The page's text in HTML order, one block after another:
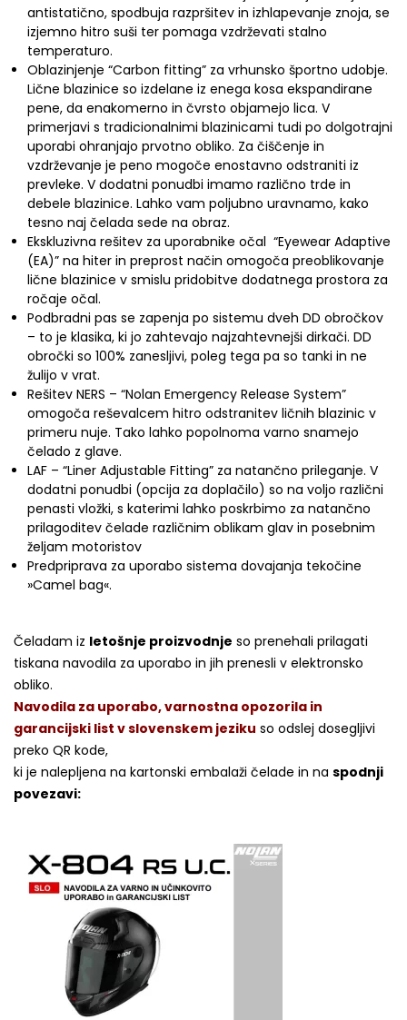
antistatično, spodbuja razpršitev in izhlapevanje znoja, se
izjemno hitro suši ter pomaga vzdrževati stalno
temperaturo.
Oblazinjenje “Carbon fitting” za vrhunsko športno udobje.
Lične blazinice so izdelane iz enega kosa ekspandirane
pene, da enakomerno in čvrsto objamejo lica. V
primerjavi s tradicionalnimi blazinicami tudi po dolgotrajni
uporabi ohranjajo prvotno obliko. Za čiščenje in
vzdrževanje je peno mogoče enostavno odstraniti iz
prevleke. V dodatni ponudbi imamo različno trde in
debele blazinice. Lahko vam poljubno uravnamo, kako
tesno naj čelada sede na obraz.
Ekskluzivna rešitev za uporabnike očal “Eyewear Adaptive
(EA)” na hiter in preprost način omogoča preoblikovanje
lične blazinice v smislu pridobitve dodatnega prostora za
ročaje očal.
Podbradni pas se zapenja po sistemu dveh DD obročkov
– to je klasika, ki jo zahtevajo najzahtevnejši dirkači. DD
obročki so 100% zanesljivi, poleg tega pa so tanki in ne
žulijo v vrat.
Rešitev NERS – “Nolan Emergency Release System”
omogoča reševalcem hitro odstranitev ličnih blazinic v
primeru nuje. Tako lahko popolnoma varno snamejo
čelado z glave.
LAF – “Liner Adjustable Fitting” za natančno prileganje. V
dodatni ponudbi (opcija za doplačilo) so na voljo različni
penasti vložki, s katerimi lahko poskrbimo za natančno
prilagoditev čelade različnim oblikam glav in posebnim
željam motoristov
Predpriprava za uporabo sistema dovajanja tekočine
»Camel bag«.
Čeladam iz letošnje proizvodnje so prenehali prilagati
tiskana navodila za uporabo in jih prenesli v elektronsko
obliko.
Navodila za uporabo, varnostna opozorila in
garancijski list v slovenskem jeziku so odslej dosegljivi
preko QR kode,
ki je nalepljena na kartonski embalaži čelade in na spodnji
povezavi: